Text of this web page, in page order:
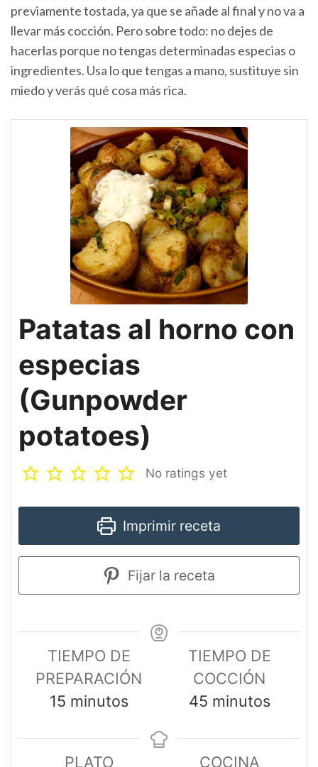
previamente tostada, ya que se añade al final y no va a
llevar más cocción. Pero sobre todo: no dejes de
hacerlas porque no tengas determinadas especias o
ingredientes. Usa lo que tengas a mano, sustituye sin
miedo y verás qué cosa más rica.
Patatas al horno con
especias
(Gunpowder
potatoes)
No ratings yet
Imprimir receta
Fijar la receta
TIEMPO DE
PREPARACIÓN
15 minutos
TIEMPO DE
COCCIÓN
45 minutos
PLATO COCINA